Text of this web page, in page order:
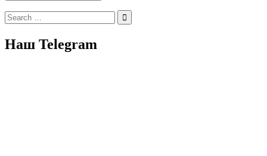
Search
for:
Наш Telegram